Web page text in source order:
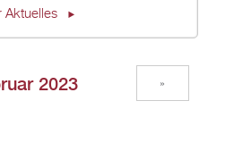
Aktuelles
2023 »